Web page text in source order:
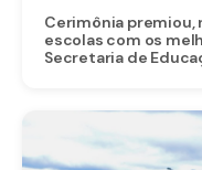
Cerimônia
escolas com os
Secretaria de